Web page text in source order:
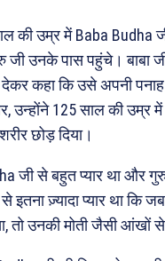
की उम्र में Baba Budha
जी उनके पास पहुंचे। बाबा
कहा कि उसे अपनी
उन्होंने 125 साल की उम्र
छोड़ दिया।
जी से बहुत प्यार था और गुरु
इतना ज़्यादा प्यार था कि
तो उनकी मोती जैसी आंखों से